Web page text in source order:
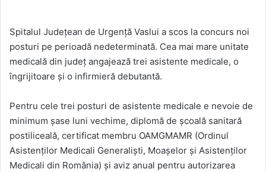
Spitalul Județean de Urgență Vaslui a scos la concurs noi
posturi pe perioadă nedeterminată. Cea mai mare unitate
medicală din județ angajează trei asistente medicale, o
îngrijitoare și o infirmieră debutantă.
Pentru cele trei posturi de asistente medicale e nevoie de
minimum șase luni vechime, diplomă de școală sanitară
postiliceală, certificat membru OAMGMAMR (Ordinul
Asistenților Medicali Generaliști, Moașelor și Asistenților
Medicali din România) și aviz anual pentru autorizarea